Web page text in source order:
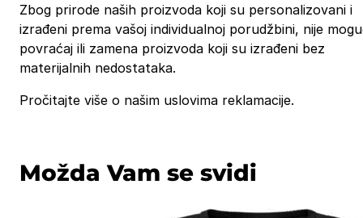
Zbog prirode naših proizvoda koji su personalizovani i
izrađeni prema vašoj individualnoj porudžbini, nije
povraćaj ili zamena proizvoda koji su izrađeni bez
materijalnih nedostataka.
Pročitajte više o našim uslovima reklamacije.
Možda Vam se svidi